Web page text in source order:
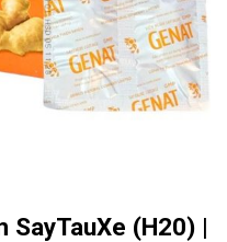
SayTauXe (H20) |